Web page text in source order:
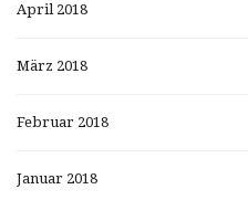
April 2018
März 2018
Februar 2018
Januar 2018